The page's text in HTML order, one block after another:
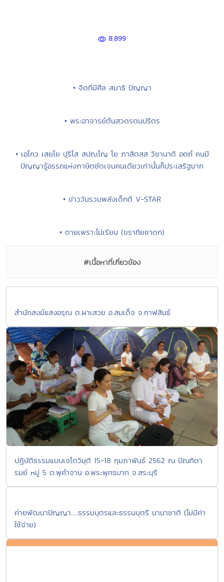
8,899
• จิตที่มีศีล สมาธิ ปัญญา
• พระอาจารย์ต้นสวดรตนปริตร
• เอโกว เสยฺโย ปุริโส สปญฺโญ โย ภาสิตสฺส วิชานาติ อตฺถํ คนมี
ปัญญารู้อรรถแห่งภาษิตชัดเจนคนเดียวเท่านั้นก็ประเสริฐมาก
• ข่าววันรวมพลังเด็กดี V-STAR
• ตายเพราะไม่เรียน (ขราทิยชาดก)
#เนื้อหาที่เกี่ยวข้อง
สำนักสงฆ์แสงอรุณ ต.ผาเสวย อ.สมเด็จ จ.กาฬสินธ์
ปฏิบัติธรรมแบบเจโตวิมุติ 15-18 กุมภาพันธ์ 2562 ณ ปัณฑิตา
รมย์ หมู่ 5 ต.พุคำจาน อ.พระพุทธบาท จ.สระบุรี
ค่ายพัฒนาปัญญา…..ธรรมบุตรและธรรมบุตรี นานาชาติ (ไม่มีค่า
ใช้จ่าย)